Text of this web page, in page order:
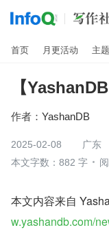
首页 月更活动 主
【
作者： YashanDB
2025-02-08
广东
本文字数：882 字
本文内容来自
w.yashandb.com/